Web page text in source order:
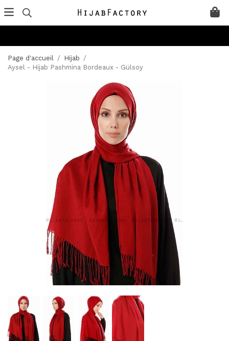
Page d'accueil / Hijab /
Aysel - Hijab Pashmina Bordeaux - Gülsoy